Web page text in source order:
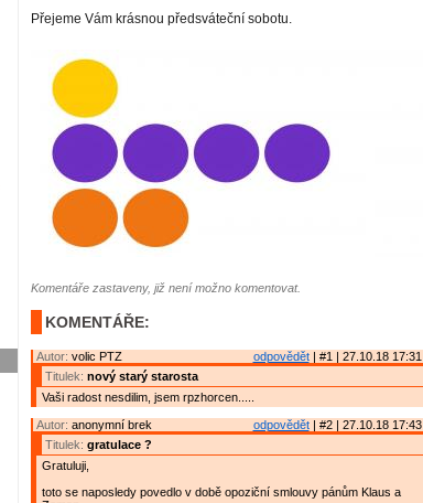
Přejeme Vám krásnou předsváteční sobotu.
Komentáře zastaveny, již není možno komentovat.
KOMENTÁŘE:
odpovědět| #1 | 27.10.18 17:31
Autor: volic PTZ
Titulek: nový starý starosta
Vaši radost nesdilim, jsem rpzhorcen.....
odpovědět| #2 | 27.10.18 17:43
Autor: anonymní brek
Titulek: gratulace ?
Gratuluji,
toto se naposledy povedlo v době opoziční smlouvy pánům Klaus a